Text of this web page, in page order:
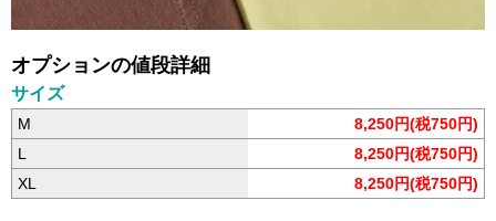
オプションの値段詳細
サイズ
M
8,250円(税750円)
L
8,250円(税750円)
XL
8,250円(税750円)